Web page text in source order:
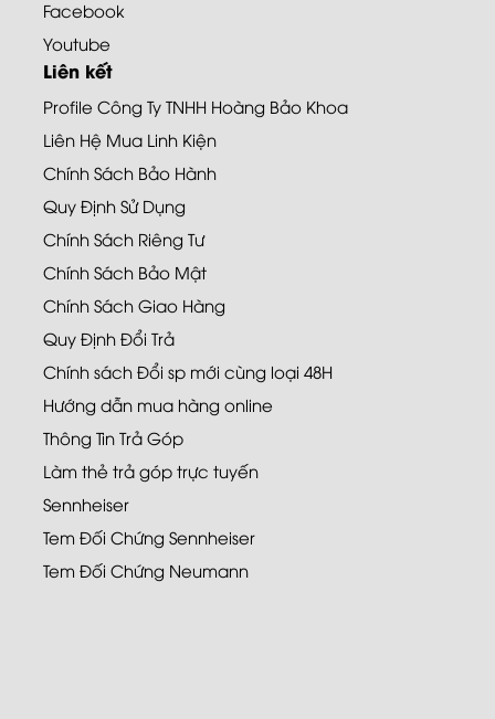
Facebook
Youtube
Liên kết
Profile Công Ty TNHH Hoàng Bảo Khoa
Liên Hệ Mua Linh Kiện
Chính Sách Bảo Hành
Quy Định Sử Dụng
Chính Sách Riêng Tư
Chính Sách Bảo Mật
Chính Sách Giao Hàng
Quy Định Đổi Trả
Chính sách Đổi sp mới cùng loại 48H
Hướng dẫn mua hàng online
Thông Tin Trả Góp
Làm thẻ trả góp trực tuyến
Sennheiser
Tem Đối Chứng Sennheiser
Tem Đối Chứng Neumann